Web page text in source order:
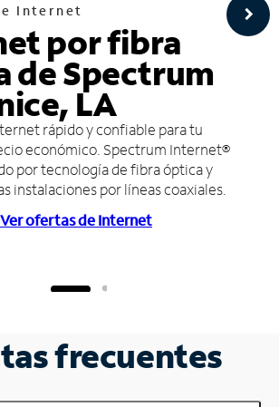
Internet
por fibra
de Spectrum
LA
rápido y confiable para tu
económico. Spectrum Internet®
por tecnología de fibra óptica y
instalaciones por líneas coaxiales.
Ver ofertas de Internet
frecuentes